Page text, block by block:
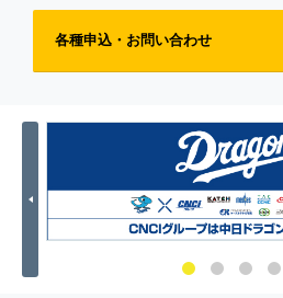
各種申込・お問い合わせ
Previous